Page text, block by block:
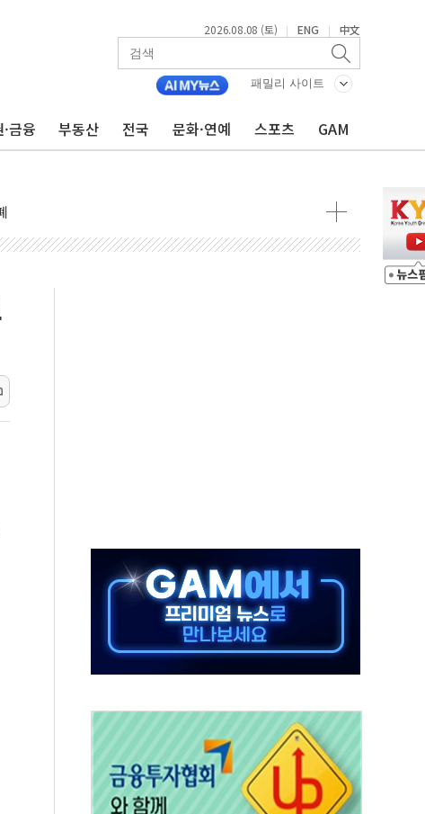
2026.08.08 (토) | ENG | 中文
패밀리 사이트
금융 부동산 전국 문화·연예 스포츠 GAM
물결
가동
구조
관측
38도 넘으면 중단
소될 듯
것"
청래 '격차 확대'
" 요구
낮아지며 상승… STOXX 600 지수는 나흘 연속 최고치